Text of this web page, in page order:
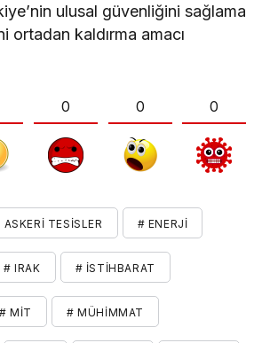
ulusal güvenliğini sağlama
ortadan kaldırma amacı
0 0 0
ASKERI TESISLER # ENERJI
# IRAK # ISTIHBARAT
# MİT # MÜHIMMAT